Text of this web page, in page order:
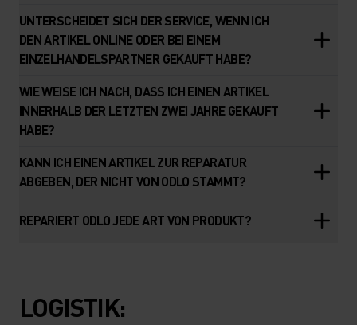
UNTERSCHEIDET SICH DER SERVICE, WENN ICH
DEN ARTIKEL ONLINE ODER BEI EINEM
EINZELHANDELSPARTNER GEKAUFT HABE?
WIE WEISE ICH NACH, DASS ICH EINEN ARTIKEL
INNERHALB DER LETZTEN ZWEI JAHRE GEKAUFT
HABE?
KANN ICH EINEN ARTIKEL ZUR REPARATUR
ABGEBEN, DER NICHT VON ODLO STAMMT?
REPARIERT ODLO JEDE ART VON PRODUKT?
LOGISTIK: